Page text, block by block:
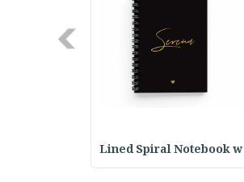
Lined Spiral Notebook w
Next